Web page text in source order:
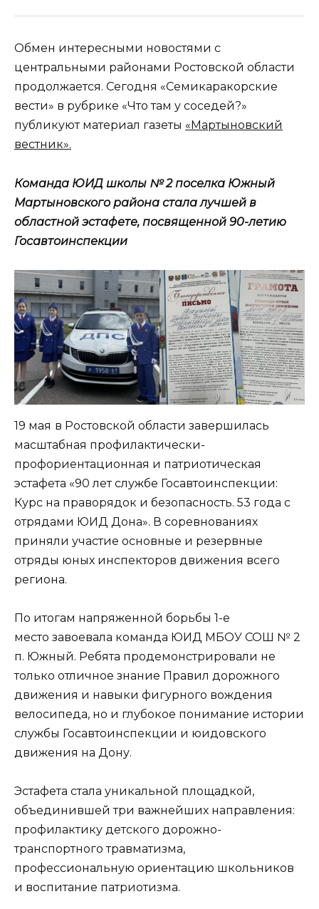
Обмен интересными новостями с
центральными районами Ростовской области
продолжается. Сегодня «Семикаракорские
вести» в рубрике «Что там у соседей?»
публикуют материал газеты «Мартыновский
вестник».
Команда ЮИД школы № 2 поселка Южный
Мартыновского района стала лучшей в
областной эстафете, посвященной 90-летию
Госавтоинспекции
19 мая в Ростовской области завершилась
масштабная профилактически-
профориентационная и патриотическая
эстафета «90 лет службе Госавтоинспекции:
Курс на праворядок и безопасность. 53 года с
отрядами ЮИД Дона». В соревнованиях
приняли участие основные и резервные
отряды юных инспекторов движения всего
региона.
По итогам напряженной борьбы 1-е
место завоевала команда ЮИД МБОУ СОШ № 2
п. Южный. Ребята продемонстрировали не
только отличное знание Правил дорожного
движения и навыки фигурного вождения
велосипеда, но и глубокое понимание истории
службы Госавтоинспекции и юидовского
движения на Дону.
Эстафета стала уникальной площадкой,
объединившей три важнейших направления:
профилактику детского дорожно-
транспортного травматизма,
профессиональную ориентацию школьников
и воспитание патриотизма.